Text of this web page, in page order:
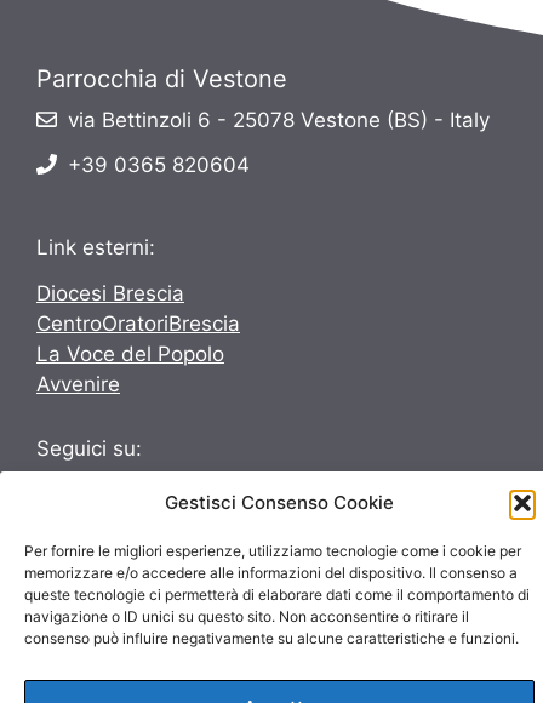
Gestisci Consenso Cookie
Per fornire le migliori esperienze, utilizziamo tecnologie come i cookie per
memorizzare e/o accedere alle informazioni del dispositivo. Il consenso a
queste tecnologie ci permetterà di elaborare dati come il comportamento di
navigazione o ID unici su questo sito. Non acconsentire o ritirare il
consenso può influire negativamente su alcune caratteristiche e funzioni.
Parrocchia di Vestone
via Bettinzoli 6 - 25078 Vestone (BS) - Italy
+39 0365 820604
Link esterni:
Diocesi Brescia
CentroOratoriBrescia
La Voce del Popolo
Avvenire
Seguici su: